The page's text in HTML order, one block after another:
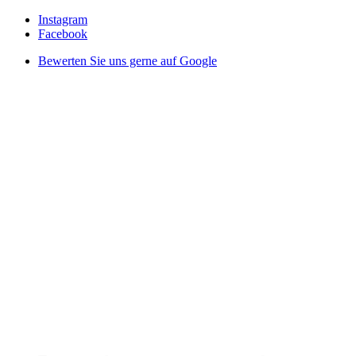
Instagram
Facebook
Bewerten Sie uns gerne auf Google